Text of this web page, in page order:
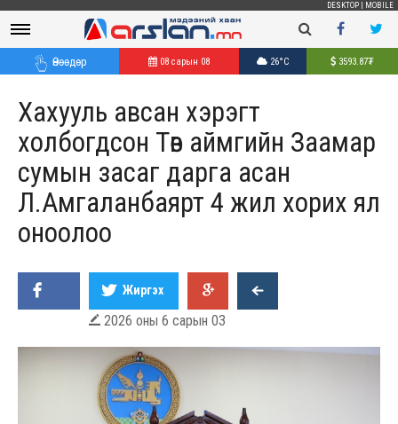
DESKTOP MOBILE
Өнөөдөр 08 сарын 08 26°C 3593.87₮
Хахууль авсан хэрэгт
холбогдсон Төв аймгийн Заамар
сумын засаг дарга асан
Л.Амгаланбаярт 4 жил хорих ял
оноолоо
Жиргэх
 2026 оны 6 сарын 03